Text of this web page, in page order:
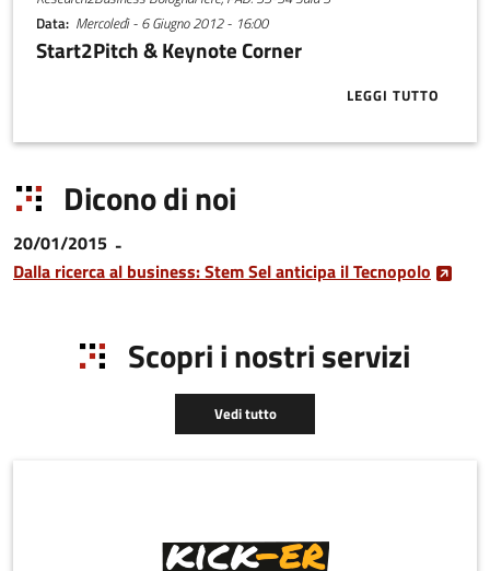
Data Mercoledì - 6 Giugno 2012 - 16:00
Start2Pitch & Keynote Corner
LEGGI TUTTO
ABOUT
Dicono di noi
20/01/2015
Dalla ricerca al business: Stem Sel anticipa il Tecnopolo
Scopri i nostri servizi
Vedi tutto